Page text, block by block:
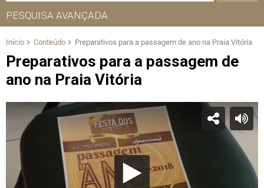
PESQUISA AVANÇADA
Início Conteúdo Preparativos para a passagem de ano na Praia Vitória
Preparativos para a passagem de
ano na Praia Vitória